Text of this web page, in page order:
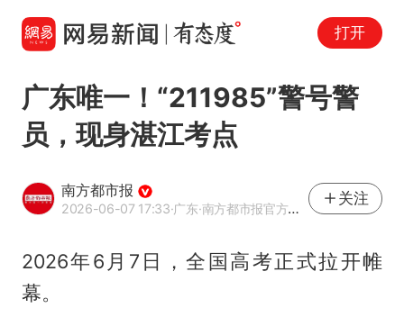
打开
广东唯一！“211985”警号警
员，现身湛江考点
南方都市报
2026-06-07 17:33·广东·南方都市报官方网易号
关注
2026年6月7日，全国高考正式拉开帷
幕。